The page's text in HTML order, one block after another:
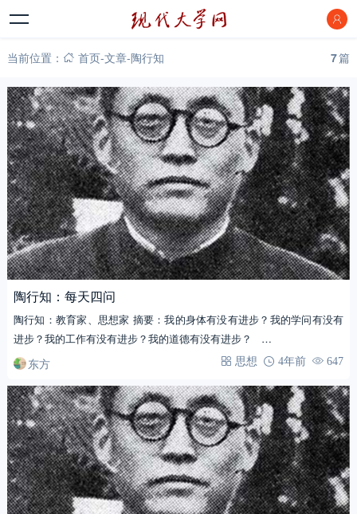
当前位置： 首页-文章-陶行知 7篇
陶行知：每天四问
陶行知：教育家、思想家 摘要：我的身体有没有进步？我的学问有没有
进步？我的工作有没有进步？我的道德有没有进步？ …
东方 思想 4年前 647